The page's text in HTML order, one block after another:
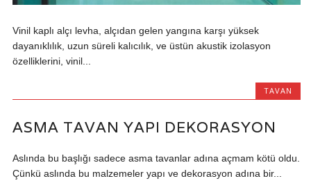
Vinil kaplı alçı levha, alçıdan gelen yangına karşı yüksek
dayanıklılık, uzun süreli kalıcılık, ve üstün akustik izolasyon
özelliklerini, vinil...
TAVAN
ASMA TAVAN YAPI DEKORASYON
Aslında bu başlığı sadece asma tavanlar adına açmam kötü oldu.
Çünkü aslında bu malzemeler yapı ve dekorasyon adına bir...